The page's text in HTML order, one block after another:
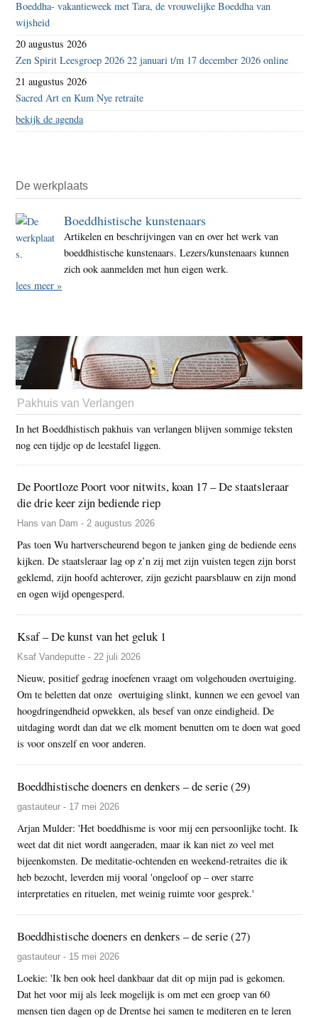
Boeddha- vakantieweek met Tara, de vrouwelijke Boeddha van
wijsheid
20 augustus 2026
Zen Spirit Leesgroep 2026 22 januari t/m 17 december 2026 online
21 augustus 2026
Sacred Art en Kum Nye retraite
bekijk de agenda
De werkplaats
Boeddhistische kunstenaars
Artikelen en beschrijvingen van en over het werk van
boeddhistische kunstenaars. Lezers/kunstenaars kunnen
zich ook aanmelden met hun eigen werk.
lees meer »
Pakhuis van Verlangen
In het Boeddhistisch pakhuis van verlangen blijven sommige teksten
nog een tijdje op de leestafel liggen.
De Poortloze Poort voor nitwits, koan 17 – De staatsleraar
die drie keer zijn bediende riep
Hans van Dam - 2 augustus 2026
Pas toen Wu hartverscheurend begon te janken ging de bediende eens
kijken. De staatsleraar lag op z’n zij met zijn vuisten tegen zijn borst
geklemd, zijn hoofd achterover, zijn gezicht paarsblauw en zijn mond
en ogen wijd opengesperd.
Ksaf – De kunst van het geluk 1
Ksaf Vandeputte - 22 juli 2026
Nieuw, positief gedrag inoefenen vraagt om volgehouden overtuiging.
Om te beletten dat onze overtuiging slinkt, kunnen we een gevoel van
hoogdringendheid opwekken, als besef van onze eindigheid. De
uitdaging wordt dan dat we elk moment benutten om te doen wat goed
is voor onszelf en voor anderen.
Boeddhistische doeners en denkers – de serie (29)
gastauteur - 17 mei 2026
Arjan Mulder: 'Het boeddhisme is voor mij een persoonlijke tocht. Ik
weet dat dit niet wordt aangeraden, maar ik kan niet zo veel met
bijeenkomsten. De meditatie-ochtenden en weekend-retraites die ik
heb bezocht, leverden mij vooral 'ongeloof op – over starre
interpretaties en rituelen, met weinig ruimte voor gesprek.'
Boeddhistische doeners en denkers – de serie (27)
gastauteur - 15 mei 2026
Loekie: 'Ik ben ook heel dankbaar dat dit op mijn pad is gekomen.
Dat het voor mij als leek mogelijk is om met een groep van 60
mensen tien dagen op de Drentse hei samen te mediteren en te leren